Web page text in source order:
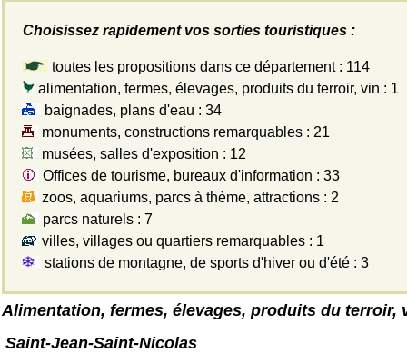
Choisissez rapidement vos sorties touristiques :
toutes les propositions dans ce département : 114
alimentation, fermes, élevages, produits du terroir, vin : 1
baignades, plans d'eau : 34
monuments, constructions remarquables : 21
musées, salles d'exposition : 12
Offices de tourisme, bureaux d'information : 33
zoos, aquariums, parcs à thème, attractions : 2
parcs naturels : 7
villes, villages ou quartiers remarquables : 1
stations de montagne, de sports d'hiver ou d'été : 3
Alimentation, fermes, élevages, produits du terroir,
Saint-Jean-Saint-Nicolas